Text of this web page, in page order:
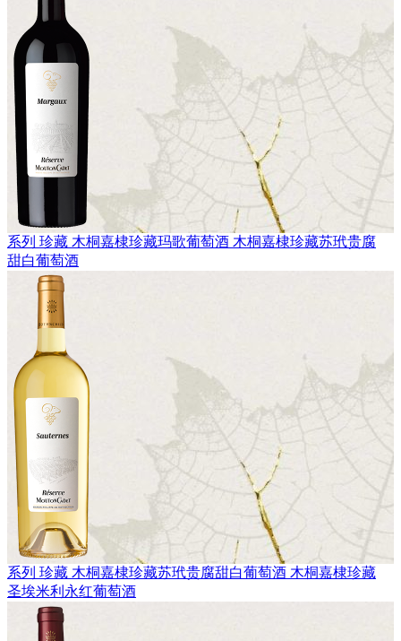
系列 珍藏 木桐嘉棣珍藏玛歌葡萄酒 木桐嘉棣珍藏苏玳贵腐
甜白葡萄酒
系列 珍藏 木桐嘉棣珍藏苏玳贵腐甜白葡萄酒 木桐嘉棣珍藏
圣埃米利永红葡萄酒